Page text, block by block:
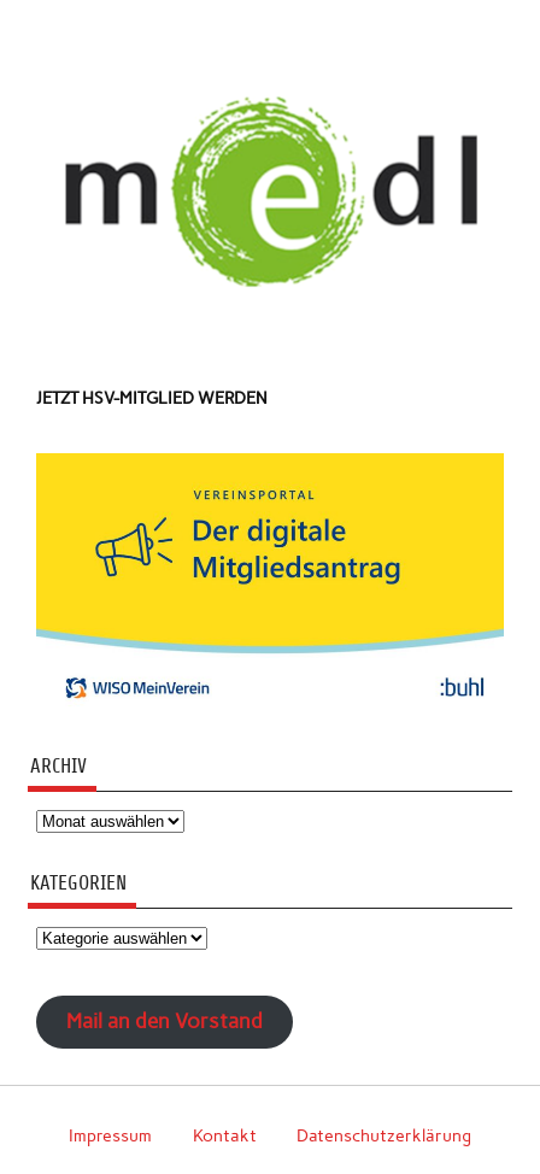
JETZT HSV-MITGLIED WERDEN
ARCHIV
Archiv
KATEGORIEN
Kategorien
Mail an den Vorstand
Impressum Kontakt Datenschutzerklärung